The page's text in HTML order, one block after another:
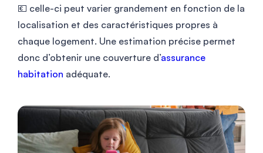
💶 celle-ci peut varier grandement en fonction de la
localisation et des caractéristiques propres à
chaque logement. Une estimation précise permet
donc d’obtenir une couverture d’assurance
habitation adéquate.